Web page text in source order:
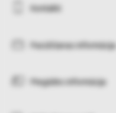
Kontakti
Pasūtīšanas informācija
Piegādes informācija